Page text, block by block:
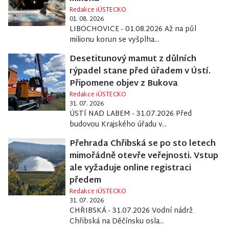
Redakce iÚSTECKO
01. 08. 2026
LIBOCHOVICE - 01.08.2026 Až na půl
milionu korun se vyšplha...
Desetitunový mamut z důlních
rýpadel stane před úřadem v Ústí.
Připomene objev z Bukova
Redakce iÚSTECKO
31. 07. 2026
ÚSTÍ NAD LABEM - 31.07.2026 Před
budovou Krajského úřadu v...
Přehrada Chřibská se po sto letech
mimořádně otevře veřejnosti. Vstup
ale vyžaduje online registraci
předem
Redakce iÚSTECKO
31. 07. 2026
CHŘIBSKÁ - 31.07.2026 Vodní nádrž
Chřibská na Děčínsku osla...